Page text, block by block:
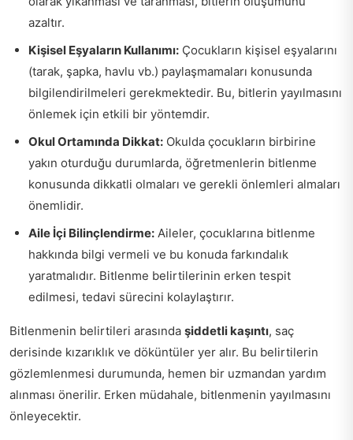
azaltır.
Kişisel Eşyaların Kullanımı: Çocukların kişisel eşyalarını
(tarak, şapka, havlu vb.) paylaşmamaları konusunda
bilgilendirilmeleri gerekmektedir. Bu, bitlerin yayılmasını
önlemek için etkili bir yöntemdir.
Okul Ortamında Dikkat: Okulda çocukların birbirine
yakın oturduğu durumlarda, öğretmenlerin bitlenme
konusunda dikkatli olmaları ve gerekli önlemleri almaları
önemlidir.
Aile İçi Bilinçlendirme: Aileler, çocuklarına bitlenme
hakkında bilgi vermeli ve bu konuda farkındalık
yaratmalıdır. Bitlenme belirtilerinin erken tespit
edilmesi, tedavi sürecini kolaylaştırır.
Bitlenmenin belirtileri arasında şiddetli kaşıntı, saç
derisinde kızarıklık ve döküntüler yer alır. Bu belirtilerin
gözlemlenmesi durumunda, hemen bir uzmandan yardım
alınması önerilir. Erken müdahale, bitlenmenin yayılmasını
önleyecektir.